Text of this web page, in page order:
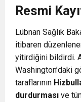
Resmi
Lübnan Sağlık
itibaren
yitirdiğini bildirdi.
Washington’daki
taraflarının
durdurması ve